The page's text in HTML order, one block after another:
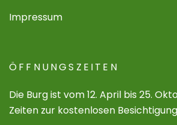
Impressum
ÖFFNUNGSZEITEN
Die Burg ist vom 12. April bis 25.
Zeiten zur kostenlosen